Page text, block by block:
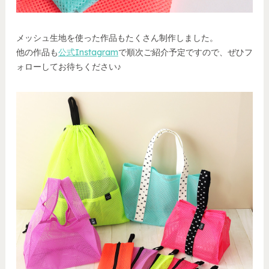
メッシュ生地を使った作品もたくさん制作しました。
他の作品も公式Instagramで順次ご紹介予定ですので、ぜひフ
ォローしてお待ちください♪